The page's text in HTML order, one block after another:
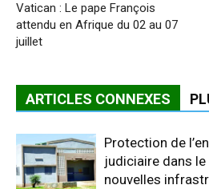
Vatican : Le pape François
attendu en Afrique du 02 au 07
juillet
ARTICLES CONNEXES
Protection de
judiciaire dans
nouvelles